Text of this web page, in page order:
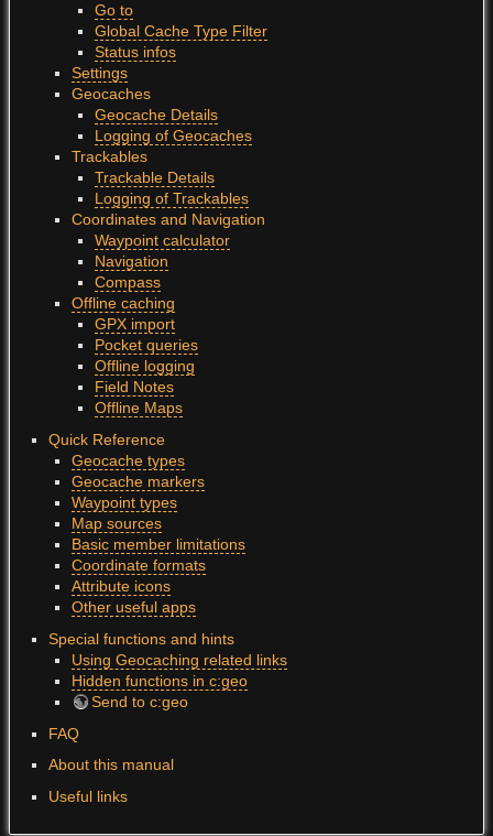
Go to
Global Cache Type Filter
Status infos
Settings
Geocaches
Geocache Details
Logging of Geocaches
Trackables
Trackable Details
Logging of Trackables
Coordinates and Navigation
Waypoint calculator
Navigation
Compass
Offline caching
GPX import
Pocket queries
Offline logging
Field Notes
Offline Maps
Quick Reference
Geocache types
Geocache markers
Waypoint types
Map sources
Basic member limitations
Coordinate formats
Attribute icons
Other useful apps
Special functions and hints
Using Geocaching related links
Hidden functions in c:geo
Send to c:geo
FAQ
About this manual
Useful links